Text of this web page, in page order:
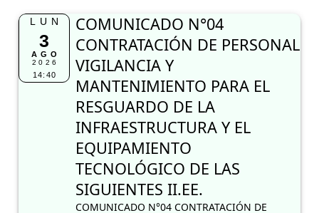
LUN
3
AGO
2026
14:40
COMUNICADO N°04
CONTRATACIÓN DE PERSONAL
VIGILANCIA Y
MANTENIMIENTO PARA EL
RESGUARDO DE LA
INFRAESTRUCTURA Y EL
EQUIPAMIENTO
TECNOLÓGICO DE LAS
SIGUIENTES II.EE.
COMUNICADO N°04 CONTRATACIÓN DE